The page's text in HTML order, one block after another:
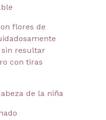
flores de
resultar
con tiras
de la niña